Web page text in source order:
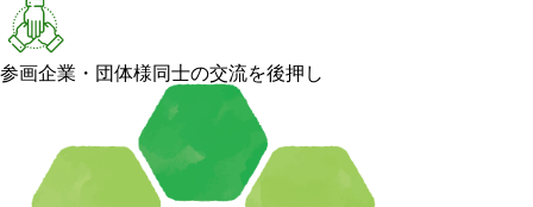
参画企業・団体様同士の交流を後押し